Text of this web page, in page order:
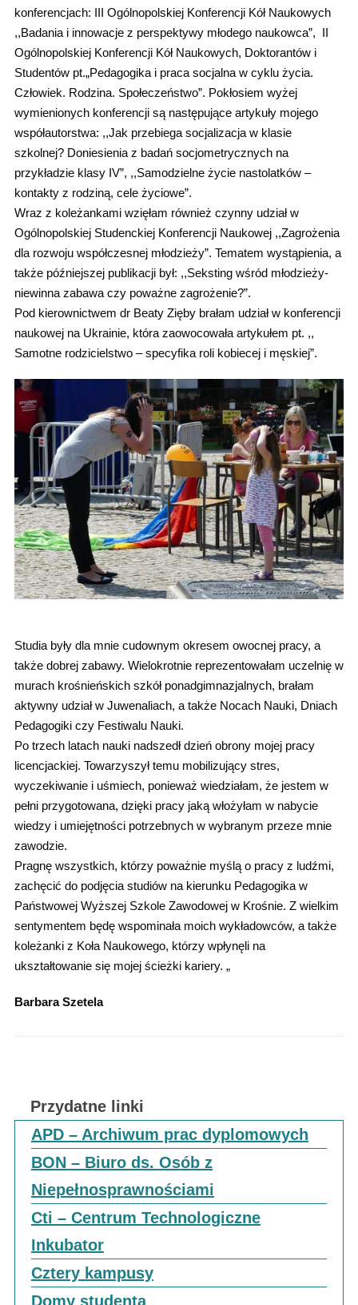
konferencjach: III Ogólnopolskiej Konferencji Kół Naukowych
,,Badania i innowacje z perspektywy młodego naukowca”, II
Ogólnopolskiej Konferencji Kół Naukowych, Doktorantów i
Studentów pt.„Pedagogika i praca socjalna w cyklu życia.
Człowiek. Rodzina. Społeczeństwo”. Pokłosiem wyżej
wymienionych konferencji są następujące artykuły mojego
współautorstwa: ,,Jak przebiega socjalizacja w klasie
szkolnej? Doniesienia z badań socjometrycznych na
przykładzie klasy IV”, ,,Samodzielne życie nastolatków –
kontakty z rodziną, cele życiowe”.
Wraz z koleżankami wzięłam również czynny udział w
Ogólnopolskiej Studenckiej Konferencji Naukowej ,,Zagrożenia
dla rozwoju współczesnej młodzieży”. Tematem wystąpienia, a
także późniejszej publikacji był: ,,Seksting wśród młodzieży-
niewinna zabawa czy poważne zagrożenie?”.
Pod kierownictwem dr Beaty Zięby brałam udział w konferencji
naukowej na Ukrainie, która zaowocowała artykułem pt. ,,
Samotne rodzicielstwo – specyfika roli kobiecej i męskiej”.
Studia były dla mnie cudownym okresem owocnej pracy, a
także dobrej zabawy. Wielokrotnie reprezentowałam uczelnię w
murach krośnieńskich szkół ponadgimnazjalnych, brałam
aktywny udział w Juwenaliach, a także Nocach Nauki, Dniach
Pedagogiki czy Festiwalu Nauki.
Po trzech latach nauki nadszedł dzień obrony mojej pracy
licencjackiej. Towarzyszył temu mobilizujący stres,
wyczekiwanie i uśmiech, ponieważ wiedziałam, że jestem w
pełni przygotowana, dzięki pracy jaką włożyłam w nabycie
wiedzy i umiejętności potrzebnych w wybranym przeze mnie
zawodzie.
Pragnę wszystkich, którzy poważnie myślą o pracy z ludźmi,
zachęcić do podjęcia studiów na kierunku Pedagogika w
Państwowej Wyższej Szkole Zawodowej w Krośnie. Z wielkim
sentymentem będę wspominała moich wykładowców, a także
koleżanki z Koła Naukowego, którzy wpłynęli na
ukształtowanie się mojej ścieżki kariery. „
Barbara Szetela
Przydatne linki
APD – Archiwum prac dyplomowych
BON – Biuro ds. Osób z
Niepełnosprawnościami
Cti – Centrum Technologiczne
Inkubator
Cztery kampusy
Domy studenta